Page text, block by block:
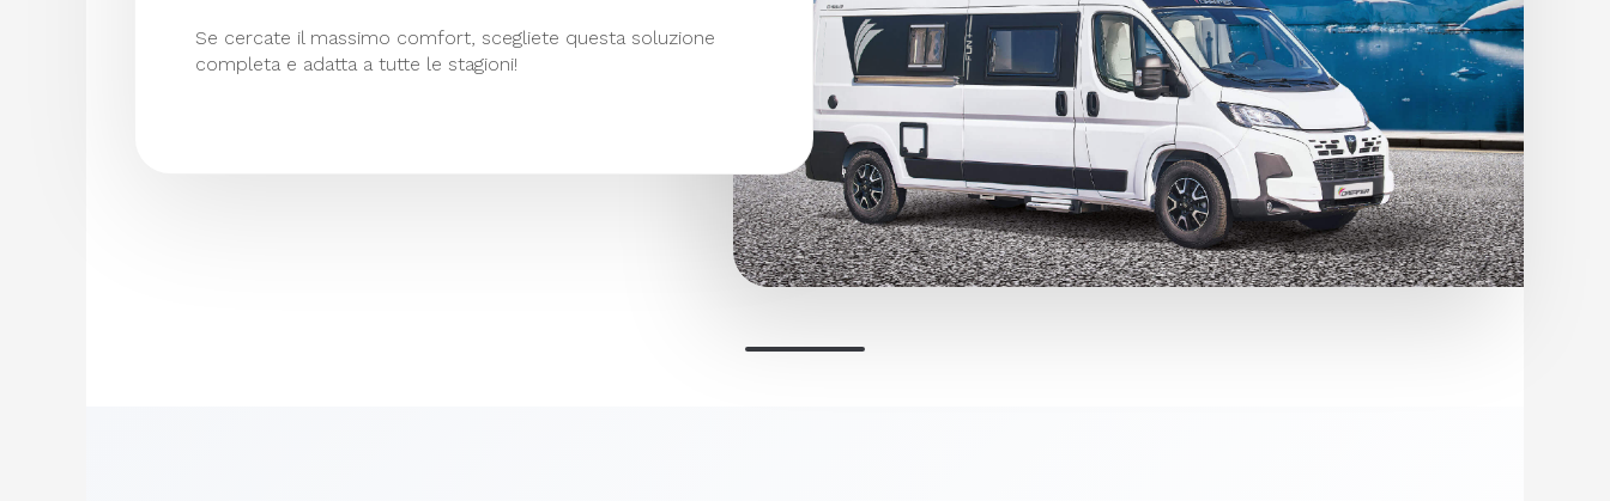
Se cercate il massimo comfort, scegliete questa soluzione
completa e adatta a tutte le stagioni!